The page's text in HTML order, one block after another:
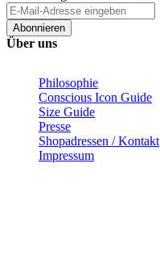
Abonnieren
Über uns
Philosophie
Conscious Icon Guide
Size Guide
Presse
Shopadressen / Kontakt
Impressum